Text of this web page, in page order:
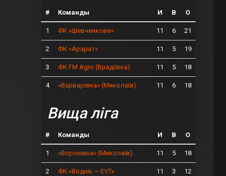
# Команды И В О
1 ФК «Шевченкове» 11 6 21
2 ФК «Арарат» 11 5 19
3 ФК FM Agro (Врадіївка) 11 5 18
4 «Варварівка» (Миколаїв) 11 6 18
Вища ліга
# Команды И В О
1 «Воронівка» (Миколаїв) 11 5 18
2 ФК «Воднік — EVT» 11 3 12